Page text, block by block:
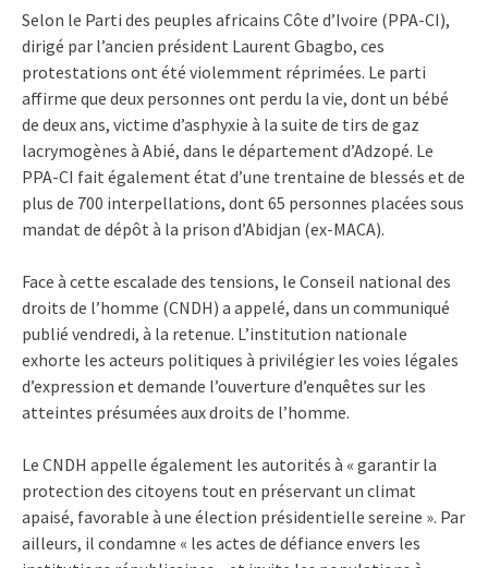
Selon le Parti des peuples africains Côte d’Ivoire (PPA-CI),
dirigé par l’ancien président Laurent Gbagbo, ces
protestations ont été violemment réprimées. Le parti
affirme que deux personnes ont perdu la vie, dont un bébé
de deux ans, victime d’asphyxie à la suite de tirs de gaz
lacrymogènes à Abié, dans le département d’Adzopé. Le
PPA-CI fait également état d’une trentaine de blessés et de
plus de 700 interpellations, dont 65 personnes placées sous
mandat de dépôt à la prison d’Abidjan (ex-MACA).
Face à cette escalade des tensions, le Conseil national des
droits de l’homme (CNDH) a appelé, dans un communiqué
publié vendredi, à la retenue. L’institution nationale
exhorte les acteurs politiques à privilégier les voies légales
d’expression et demande l’ouverture d’enquêtes sur les
atteintes présumées aux droits de l’homme.
Le CNDH appelle également les autorités à « garantir la
protection des citoyens tout en préservant un climat
apaisé, favorable à une élection présidentielle sereine ». Par
ailleurs, il condamne « les actes de défiance envers les